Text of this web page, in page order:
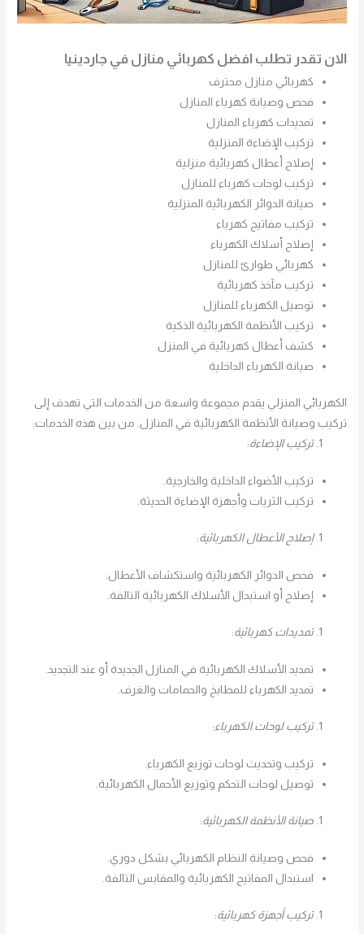
الان تقدر تطلب افضل كهربائي منازل في جاردينيا
كهربائي منازل محترف
فحص وصيانة كهرباء المنازل
تمديدات كهرباء المنازل
تركيب الإضاءة المنزلية
إصلاح أعطال كهربائية منزلية
تركيب لوحات كهرباء للمنازل
صيانة الدوائر الكهربائية المنزلية
تركيب مفاتيح كهرباء
إصلاح أسلاك الكهرباء
كهربائي طوارئ للمنازل
تركيب مآخذ كهربائية
توصيل الكهرباء للمنازل
تركيب الأنظمة الكهربائية الذكية
كشف أعطال كهربائية في المنزل
صيانة الكهرباء الداخلية
الكهربائي المنزلي يقدم مجموعة واسعة من الخدمات التي تهدف إلى
تركيب وصيانة الأنظمة الكهربائية في المنازل. من بين هذه الخدمات:
تركيب الإضاءة:
تركيب الأضواء الداخلية والخارجية.
تركيب الثريات وأجهزة الإضاءة الحديثة.
إصلاح الأعطال الكهربائية:
فحص الدوائر الكهربائية واستكشاف الأعطال.
إصلاح أو استبدال الأسلاك الكهربائية التالفة.
تمديدات كهربائية:
تمديد الأسلاك الكهربائية في المنازل الجديدة أو عند التجديد.
تمديد الكهرباء للمطابخ والحمامات والغرف.
تركيب لوحات الكهرباء:
تركيب وتحديث لوحات توزيع الكهرباء.
توصيل لوحات التحكم وتوزيع الأحمال الكهربائية.
صيانة الأنظمة الكهربائية:
فحص وصيانة النظام الكهربائي بشكل دوري.
استبدال المفاتيح الكهربائية والمقابس التالفة.
تركيب أجهزة كهربائية: